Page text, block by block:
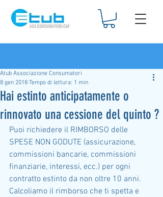
Hai estinto anticipatamente o
rinnovato una cessione del quinto ?
Atub Associazione Consumatori
8 gen 2018 Tempo di lettura: 1 min
Puoi richiedere il RIMBORSO delle
SPESE NON GODUTE (assicurazione,
commissioni bancarie, commissioni
finanziarie, interessi, ecc.) per ogni
contratto estinto da non oltre 10 anni.
Calcoliamo il rimborso che ti spetta e